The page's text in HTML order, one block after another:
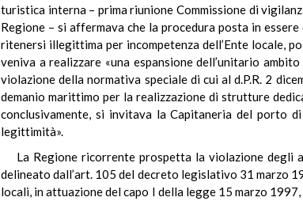
turistica interna – prima riunione Commissione di
Regione – si affermava che la procedura posta in
ritenersi illegittima per incompetenza dell’Ente locale,
veniva a realizzare «una espansione dell’unitario
violazione della normativa speciale di cui al d.P.R. 2
demanio marittimo per la realizzazione di strutture
conclusivamente, si invitava la Capitaneria del porto
legittimità».
La Regione ricorrente prospetta la violazione
delineato dall’art. 105 del decreto legislativo 31 marzo
locali, in attuazione del capo I della legge 15 marzo